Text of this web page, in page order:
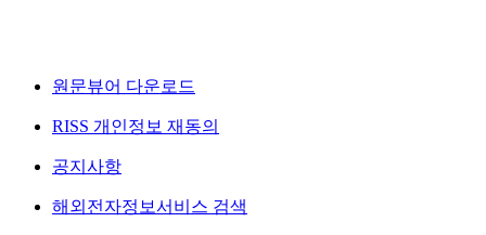
원문뷰어 다운로드
RISS 개인정보 재동의
공지사항
해외전자정보서비스 검색